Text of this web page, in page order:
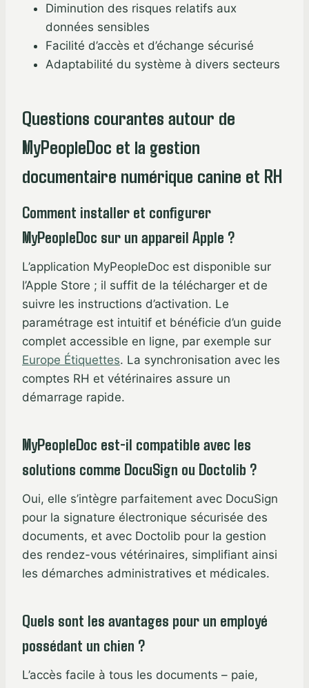
Diminution des risques relatifs aux
données sensibles
Facilité d’accès et d’échange sécurisé
Adaptabilité du système à divers secteurs
Questions courantes autour de
MyPeopleDoc et la gestion
documentaire numérique canine et RH
Comment installer et configurer
MyPeopleDoc sur un appareil Apple ?
L’application MyPeopleDoc est disponible sur
l’Apple Store ; il suffit de la télécharger et de
suivre les instructions d’activation. Le
paramétrage est intuitif et bénéficie d’un guide
complet accessible en ligne, par exemple sur
Europe Étiquettes. La synchronisation avec les
comptes RH et vétérinaires assure un
démarrage rapide.
MyPeopleDoc est-il compatible avec les
solutions comme DocuSign ou Doctolib ?
Oui, elle s’intègre parfaitement avec DocuSign
pour la signature électronique sécurisée des
documents, et avec Doctolib pour la gestion
des rendez-vous vétérinaires, simplifiant ainsi
les démarches administratives et médicales.
Quels sont les avantages pour un employé
possédant un chien ?
L’accès facile à tous les documents – paie,